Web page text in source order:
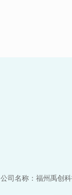
公司名称：福州禹创